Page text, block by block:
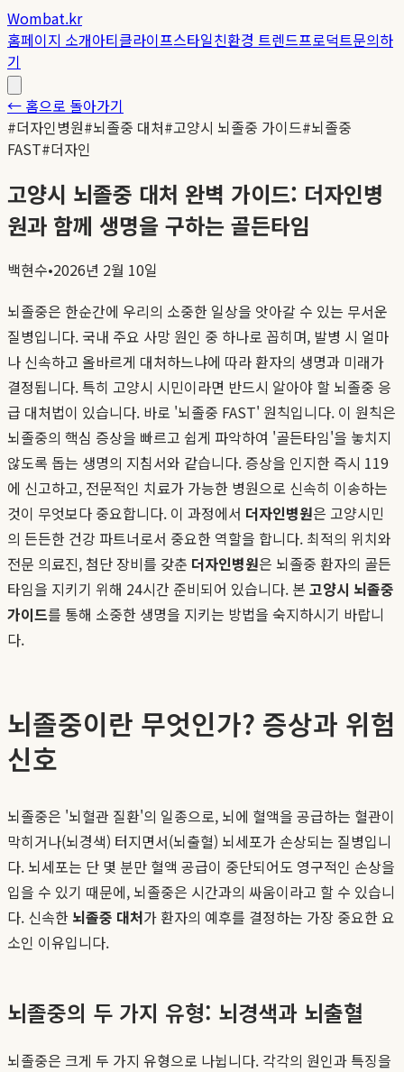
Wombat.kr
홈페이지 소개아티클라이프스타일친환경 트렌드프로덕트문의하
기
← 홈으로 돌아가기
#더자인병원#뇌졸중 대처#고양시 뇌졸중 가이드#뇌졸중
FAST#더자인
고양시 뇌졸중 대처 완벽 가이드: 더자인병
원과 함께 생명을 구하는 골든타임
백현수•2026년 2월 10일
뇌졸중은 한순간에 우리의 소중한 일상을 앗아갈 수 있는 무서운
질병입니다. 국내 주요 사망 원인 중 하나로 꼽히며, 발병 시 얼마
나 신속하고 올바르게 대처하느냐에 따라 환자의 생명과 미래가
결정됩니다. 특히 고양시 시민이라면 반드시 알아야 할 뇌졸중 응
급 대처법이 있습니다. 바로 '뇌졸중 FAST' 원칙입니다. 이 원칙은
뇌졸중의 핵심 증상을 빠르고 쉽게 파악하여 '골든타임'을 놓치지
않도록 돕는 생명의 지침서와 같습니다. 증상을 인지한 즉시 119
에 신고하고, 전문적인 치료가 가능한 병원으로 신속히 이송하는
것이 무엇보다 중요합니다. 이 과정에서 더자인병원은 고양시민
의 든든한 건강 파트너로서 중요한 역할을 합니다. 최적의 위치와
전문 의료진, 첨단 장비를 갖춘 더자인병원은 뇌졸중 환자의 골든
타임을 지키기 위해 24시간 준비되어 있습니다. 본 고양시 뇌졸중
가이드를 통해 소중한 생명을 지키는 방법을 숙지하시기 바랍니
다.
뇌졸중이란 무엇인가? 증상과 위험
신호
뇌졸중은 '뇌혈관 질환'의 일종으로, 뇌에 혈액을 공급하는 혈관이
막히거나(뇌경색) 터지면서(뇌출혈) 뇌세포가 손상되는 질병입니
다. 뇌세포는 단 몇 분만 혈액 공급이 중단되어도 영구적인 손상을
입을 수 있기 때문에, 뇌졸중은 시간과의 싸움이라고 할 수 있습니
다. 신속한 뇌졸중 대처가 환자의 예후를 결정하는 가장 중요한 요
소인 이유입니다.
뇌졸중의 두 가지 유형: 뇌경색과 뇌출혈
뇌졸중은 크게 두 가지 유형으로 나뉩니다. 각각의 원인과 특징을